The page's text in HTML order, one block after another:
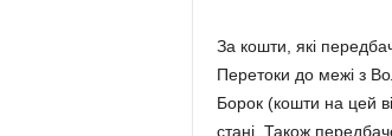
За кошти, які
Перетоки до межі з
Борок (кошти на цей
стані. Також